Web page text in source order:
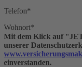
Telefon*
Wohnort*
Mit dem Klick auf
unserer
einverstanden.